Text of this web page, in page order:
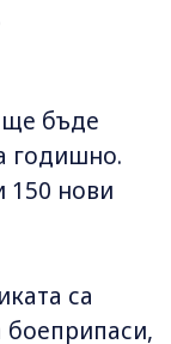
ще бъде
годишно.
150 нови
са
боеприпаси,